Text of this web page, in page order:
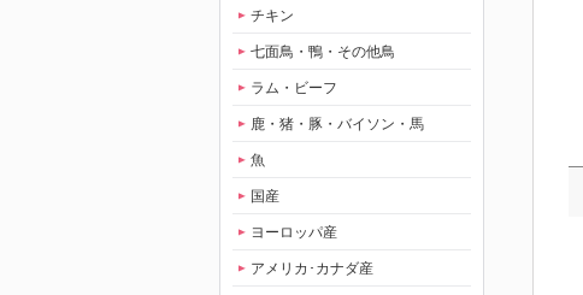
チキン
七面鳥・鴨・その他鳥
ラム・ビーフ
鹿・猪・豚・バイソン・馬
魚
国産
ヨーロッパ産
アメリカ･カナダ産